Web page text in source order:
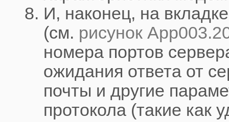
И, наконец, на
(см. рисунок
номера портов
ожидания ответа от
почты и другие
протокола (такие как